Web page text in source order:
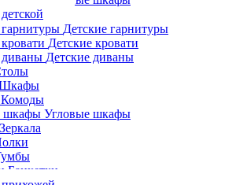
Детские гарнитуры
Детские кровати
Детские диваны
Комоды
Угловые шкафы
Зеркала
Банкетки